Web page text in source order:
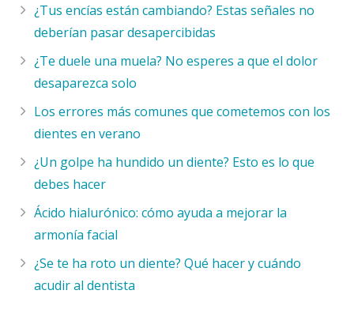
¿Tus encías están cambiando? Estas señales no
deberían pasar desapercibidas
¿Te duele una muela? No esperes a que el dolor
desaparezca solo
Los errores más comunes que cometemos con los
dientes en verano
¿Un golpe ha hundido un diente? Esto es lo que
debes hacer
Ácido hialurónico: cómo ayuda a mejorar la
armonía facial
¿Se te ha roto un diente? Qué hacer y cuándo
acudir al dentista